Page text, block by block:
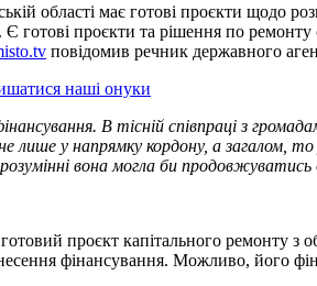
області має готові проєкти щодо
Є готові проєкти та рішення по
повідомив речник державного
наші онуки
В тісній співпраці з
у напрямку кордону, а загалом,
вона могла би продовжуватись
готовий проєкт капітального ремонту
фінансування. Можливо, його